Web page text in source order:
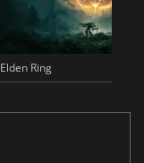
Elden Ring